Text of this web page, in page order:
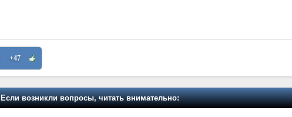
+47
Если возникли вопросы, читать внимательно: